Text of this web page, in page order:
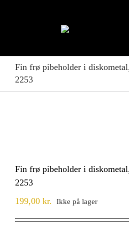
Fin frø pibeholder i
2253
Fin frø pibeholder i
2253
199,00 kr. Ikke på lager